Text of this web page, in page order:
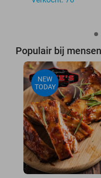
Populair bij
NEW
TODAY